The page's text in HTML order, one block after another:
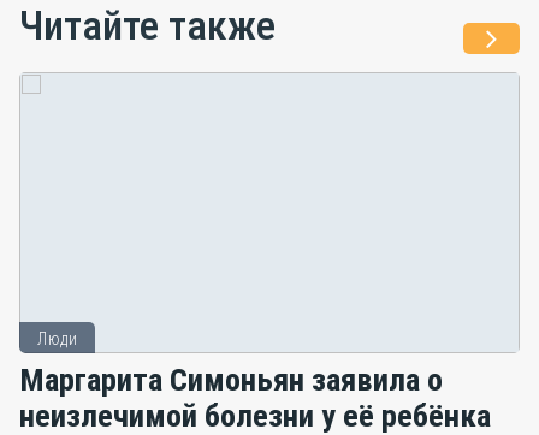
Читайте также
Люди
Маргарита Симоньян заявила о
неизлечимой болезни у её ребёнка